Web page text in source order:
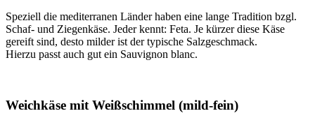
Speziell die mediterranen Länder haben eine lange Tradition bzgl.
Schaf- und Ziegenkäse. Jeder kennt: Feta. Je kürzer diese Käse
gereift sind, desto milder ist der typische Salzgeschmack.
Hierzu passt auch gut ein Sauvignon blanc.
Weichkäse mit Weißschimmel (mild-fein)